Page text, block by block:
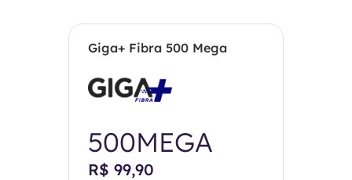
Giga+ Fibra 500 Mega
500MEGA
R$ 99,90